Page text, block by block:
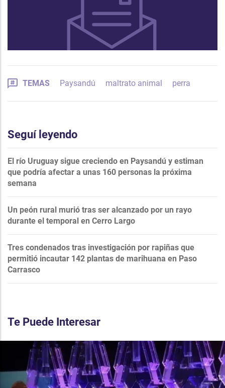
TEMAS Paysandú maltrato animal perra
Seguí leyendo
El río Uruguay sigue creciendo en Paysandú y estiman
que podría afectar a unas 160 personas la próxima
semana
Un peón rural murió tras ser alcanzado por un rayo
durante el temporal en Cerro Largo
Tres condenados tras investigación por rapiñas que
permitió incautar 142 plantas de marihuana en Paso
Carrasco
Te Puede Interesar